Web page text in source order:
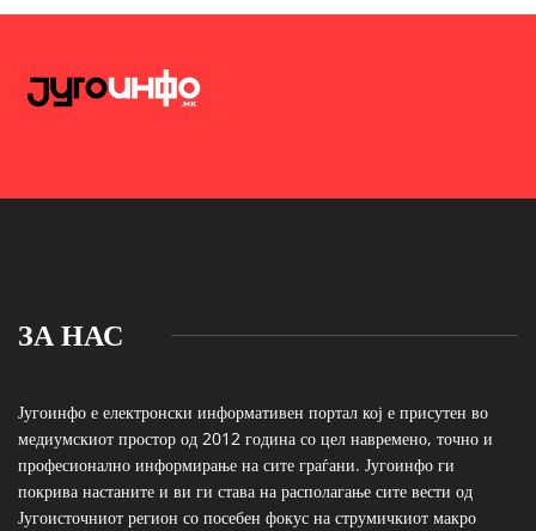
ЗА НАС
Југоинфо е електронски информативен портал кој е присутен во
медиумскиот простор од 2012 година со цел навремено, точно и
професионално информирање на сите граѓани. Југоинфо ги
покрива настаните и ви ги става на располагање сите вести од
Југоисточниот регион со посебен фокус на струмичкиот макро